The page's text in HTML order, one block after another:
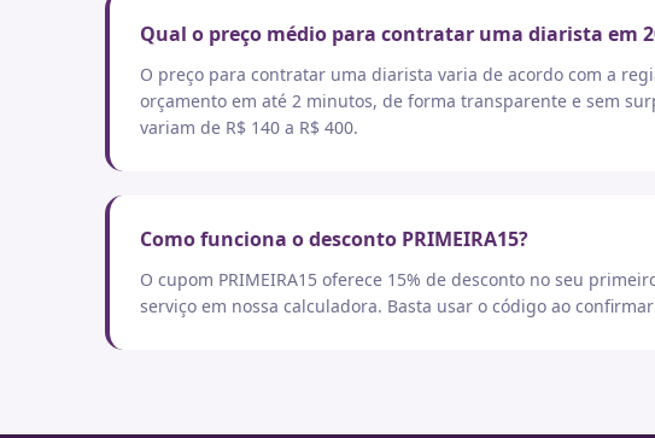
Qual o preço médio para contratar uma diarista em
O preço para contratar uma diarista varia de acordo com a
orçamento em até 2 minutos, de forma transparente e sem
variam de R$ 140 a R$ 400.
Como funciona o desconto PRIMEIRA15?
O cupom PRIMEIRA15 oferece 15% de desconto no seu
serviço em nossa calculadora. Basta usar o código ao